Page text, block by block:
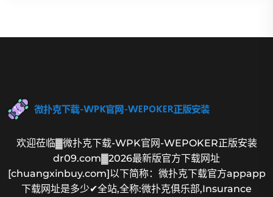
欢迎莅临▓微扑克下载-WPK官网-WEPOKER正版安装
dr09.com▓2026最新版官方下载网址
[chuangxinbuy.com]以下简称：微扑克下载官方appapp
下载网址是多少✔全站,全称:微扑克俱乐部,Insurance